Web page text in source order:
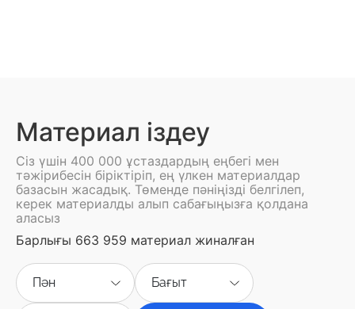
Материал іздеу
Сіз үшін 400 000 ұстаздардың еңбегі мен
тәжірибесін біріктіріп, ең үлкен материалдар
базасын жасадық. Төменде пәніңізді белгілеп,
керек материалды алып сабағыңызға қолдана
аласыз
Барлығы 663 959 материал жиналған
Пән Бағыт